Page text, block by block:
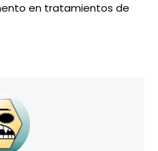
en tratamientos de